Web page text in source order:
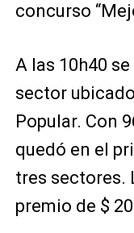
concurso
A las 10h40
sector
Popular. Con
quedó en el
tres sectores.
premio de $